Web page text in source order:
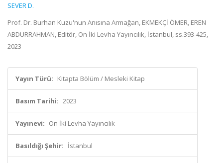
SEVER D.
Prof. Dr. Burhan Kuzu'nun Anısına Armağan, EKMEKÇİ ÖMER, EREN
ABDURRAHMAN, Editör, On İki Levha Yayıncılık, İstanbul, ss.393-425,
2023
Yayın Türü: Kitapta Bölüm / Mesleki Kitap
Basım Tarihi: 2023
Yayınevi: On İki Levha Yayıncılık
Basıldığı Şehir: İstanbul